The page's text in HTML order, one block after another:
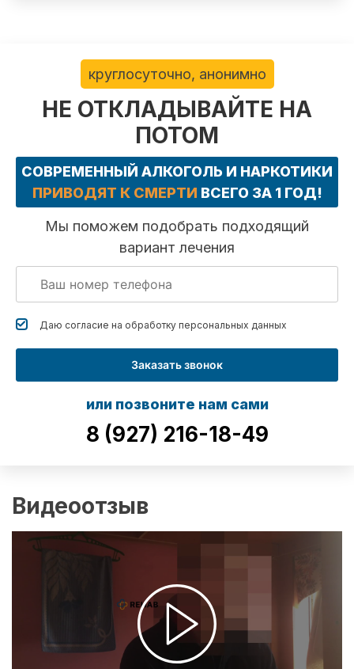
круглосуточно, анонимно
НЕ ОТКЛАДЫВАЙТЕ НА
ПОТОМ
СОВРЕМЕННЫЙ АЛКОГОЛЬ И НАРКОТИКИ
ПРИВОДЯТ К СМЕРТИ ВСЕГО ЗА 1 ГОД!
Мы поможем подобрать подходящий
вариант лечения
Даю согласие на обработку персональных данных
Заказать звонок
или позвоните нам сами
8 (927) 216-18-49
Видеоотзыв